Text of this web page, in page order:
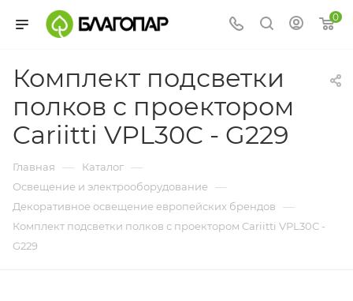
0
Комплект подсветки
полков с проектором
Cariitti VPL30С - G229
Главная — Каталог —
Освещение и электрооборудование —
Декоративное освещение европейских брендов —
Комплект подсветки полков с проектором Cariitti VPL30С -
G229